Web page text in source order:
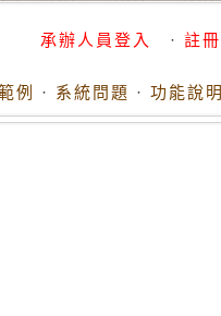
承辦人員登入 · 註冊
例 · 系統問題 · 功能說明